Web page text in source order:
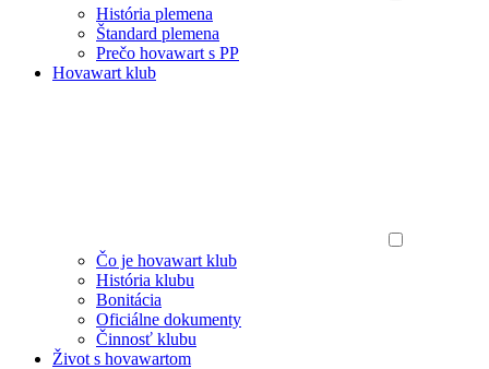
História plemena
Štandard plemena
Prečo hovawart s PP
Hovawart klub
Čo je hovawart klub
História klubu
Bonitácia
Oficiálne dokumenty
Činnosť klubu
Život s hovawartom